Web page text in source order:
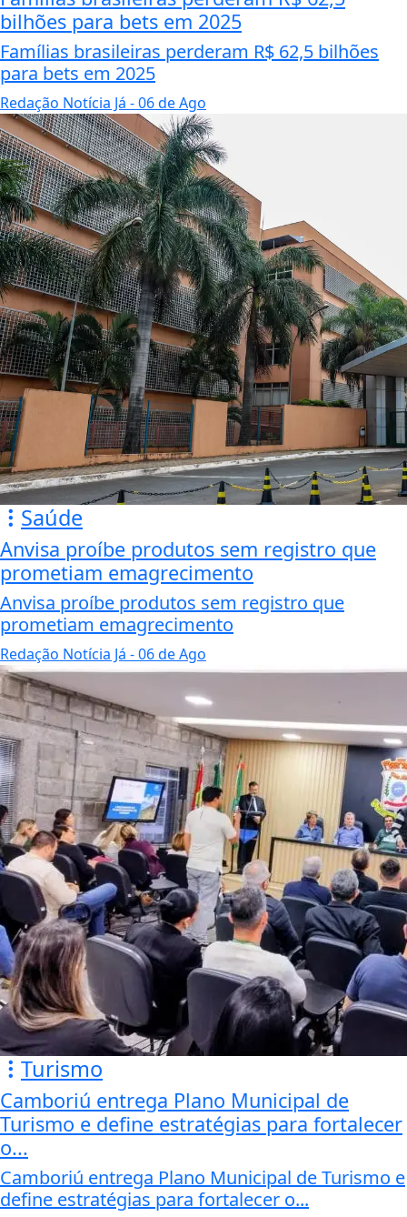
bilhões para bets em 2025
Famílias brasileiras perderam R$ 62,5 bilhões
para bets em 2025
Redação Notícia Já - 06 de Ago
Saúde
Anvisa proíbe produtos sem registro que
prometiam emagrecimento
Anvisa proíbe produtos sem registro que
prometiam emagrecimento
Redação Notícia Já - 06 de Ago
Turismo
Camboriú entrega Plano Municipal de
Turismo e define estratégias para fortalecer
o...
Camboriú entrega Plano Municipal de Turismo e
define estratégias para fortalecer o...